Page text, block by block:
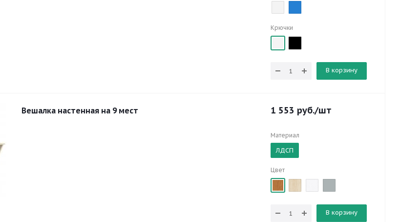
Крючки
В корзину
Вешалка настенная на 9 мест 1 553 руб./шт
Материал
ЛДСП
Цвет
В корзину